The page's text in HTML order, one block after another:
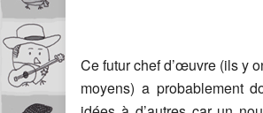
Ce futur chef d’œuvre (ils y
moyens) a probablement